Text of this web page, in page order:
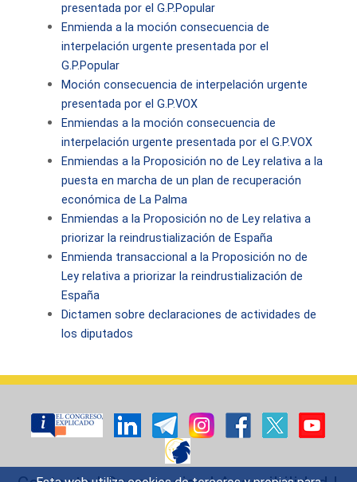
presentada por el G.P.Popular
Enmienda a la moción consecuencia de
interpelación urgente presentada por el
G.P.Popular
Moción consecuencia de interpelación urgente
presentada por el G.P.VOX
Enmiendas a la moción consecuencia de
interpelación urgente presentada por el G.P.VOX
Enmiendas a la Proposición no de Ley relativa a la
puesta en marcha de un plan de recuperación
económica de La Palma
Enmiendas a la Proposición no de Ley relativa a
priorizar la reindrustialización de España
Enmienda transaccional a la Proposición no de
Ley relativa a priorizar la reindrustialización de
España
Dictamen sobre declaraciones de actividades de
los diputados